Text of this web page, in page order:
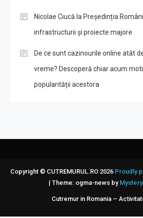
Nicolae Ciucă la Președinția
infrastructurii și proiecte majore
De ce sunt cazinourile online atât
vreme? Descoperă chiar acum
popularității acestora
Copyright © CUTREMURUL.RO 2026 Proudly
| Theme: ogma-news by
Cutremur in Romania –